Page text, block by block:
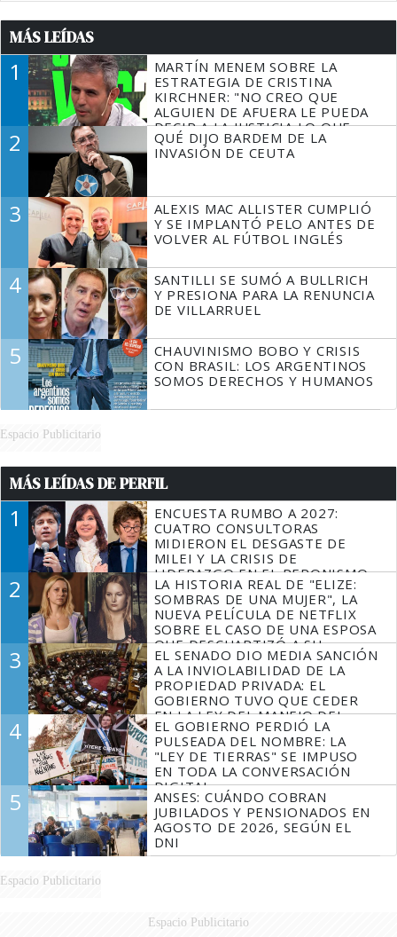
MÁS LEÍDAS
1
MARTÍN MENEM SOBRE LA
ESTRATEGIA DE CRISTINA
KIRCHNER: "NO CREO QUE
ALGUIEN DE AFUERA LE PUEDA
DECIR A LA JUSTICIA LO QUE
TIENE QUE HACER"
2
QUÉ DIJO BARDEM DE LA
INVASIÓN DE CEUTA
3
ALEXIS MAC ALLISTER CUMPLIÓ
Y SE IMPLANTÓ PELO ANTES DE
VOLVER AL FÚTBOL INGLÉS
4
SANTILLI SE SUMÓ A BULLRICH
Y PRESIONA PARA LA RENUNCIA
DE VILLARRUEL
5
CHAUVINISMO BOBO Y CRISIS
CON BRASIL: LOS ARGENTINOS
SOMOS DERECHOS Y HUMANOS
Espacio Publicitario
MÁS LEÍDAS DE PERFIL
1
ENCUESTA RUMBO A 2027:
CUATRO CONSULTORAS
MIDIERON EL DESGASTE DE
MILEI Y LA CRISIS DE
LIDERAZGO EN EL PERONISMO
2
LA HISTORIA REAL DE "ELIZE:
SOMBRAS DE UNA MUJER", LA
NUEVA PELÍCULA DE NETFLIX
SOBRE EL CASO DE UNA ESPOSA
QUE DESCUARTIZÓ A SU
MARIDO
3
EL SENADO DIO MEDIA SANCIÓN
A LA INVIOLABILIDAD DE LA
PROPIEDAD PRIVADA: EL
GOBIERNO TUVO QUE CEDER
EN LA LEY DEL MANEJO DEL
FUEGO
4
EL GOBIERNO PERDIÓ LA
PULSEADA DEL NOMBRE: LA
"LEY DE TIERRAS" SE IMPUSO
EN TODA LA CONVERSACIÓN
DIGITAL
5
ANSES: CUÁNDO COBRAN
JUBILADOS Y PENSIONADOS EN
AGOSTO DE 2026, SEGÚN EL
DNI
Espacio Publicitario
Espacio Publicitario